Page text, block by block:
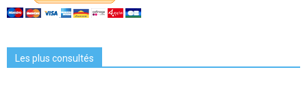
Les plus consultés